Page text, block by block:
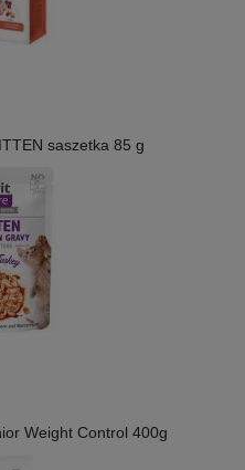
saszetka 85 g
Weight Control 400g